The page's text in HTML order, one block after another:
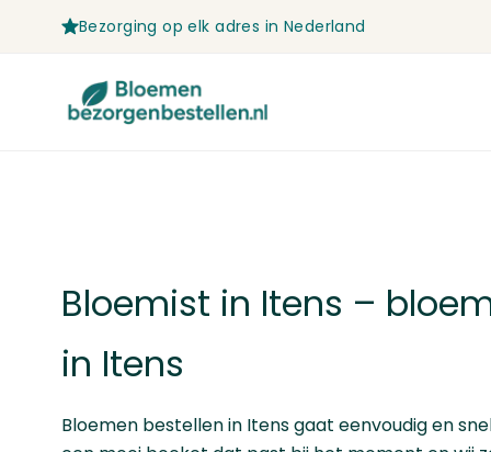
Bezorging op elk adres in Nederland
Bloemist in Itens –
in Itens
Bloemen bestellenin Itens gaat eenvoudig en